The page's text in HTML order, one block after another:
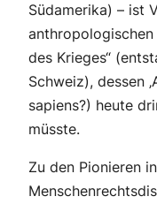
Südamerika) – ist
anthropologischen
des Krieges“
Schweiz), dessen
sapiens?) heute
müsste.
Zu den Pionieren